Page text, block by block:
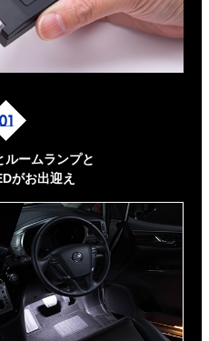
ルームランプと
がお出迎え